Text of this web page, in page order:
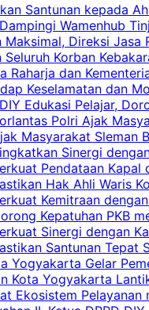
Santunan kepada
Wamenhub
Maksimal, Direksi Jasa
Seluruh Korban
Raharja dan
Keselamatan dan
Edukasi Pelajar,
Polri Ajak
Masyarakat Sleman
Sinergi
Pendataan Kapal
Hak Ahli Waris
Kemitraan
Kepatuhan PKB
Sinergi dengan
Santunan Tepat
Yogyakarta Gelar
Kota Yogyakarta
Ekosistem